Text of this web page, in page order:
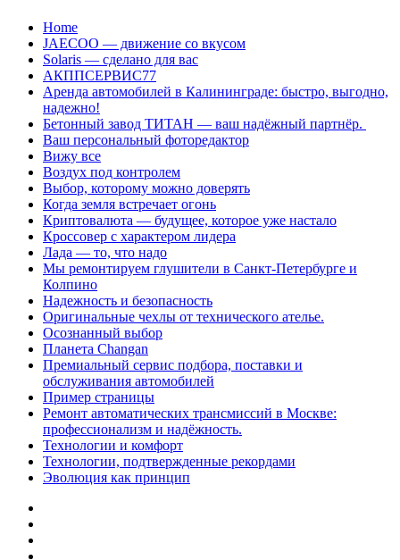
Перейти
содержанию
Home
JAECOO — движение со вкусом
Solaris — сделано для вас
АКППСЕРВИС77
Аренда автомобилей в Калининграде: быстро, выгодно,
надежно!
Бетонный завод ТИТАН — ваш надёжный партнёр.
Ваш персональный фоторедактор
Вижу все
Воздух под контролем
Выбор, которому можно доверять
Когда земля встречает огонь
Криптовалюта — будущее, которое уже настало
Кроссовер с характером лидера
Лада — то, что надо
Мы ремонтируем глушители в Санкт-Петербурге и
Колпино
Надежность и безопасность
Оригинальные чехлы от технического ателье.
Осознанный выбор
Планета Changan
Премиальный сервис подбора, поставки и
обслуживания автомобилей
Пример страницы
Ремонт автоматических трансмиссий в Москве:
профессионализм и надёжность.
Технологии и комфорт
Технологии, подтвержденные рекордами
Эволюция как принцип